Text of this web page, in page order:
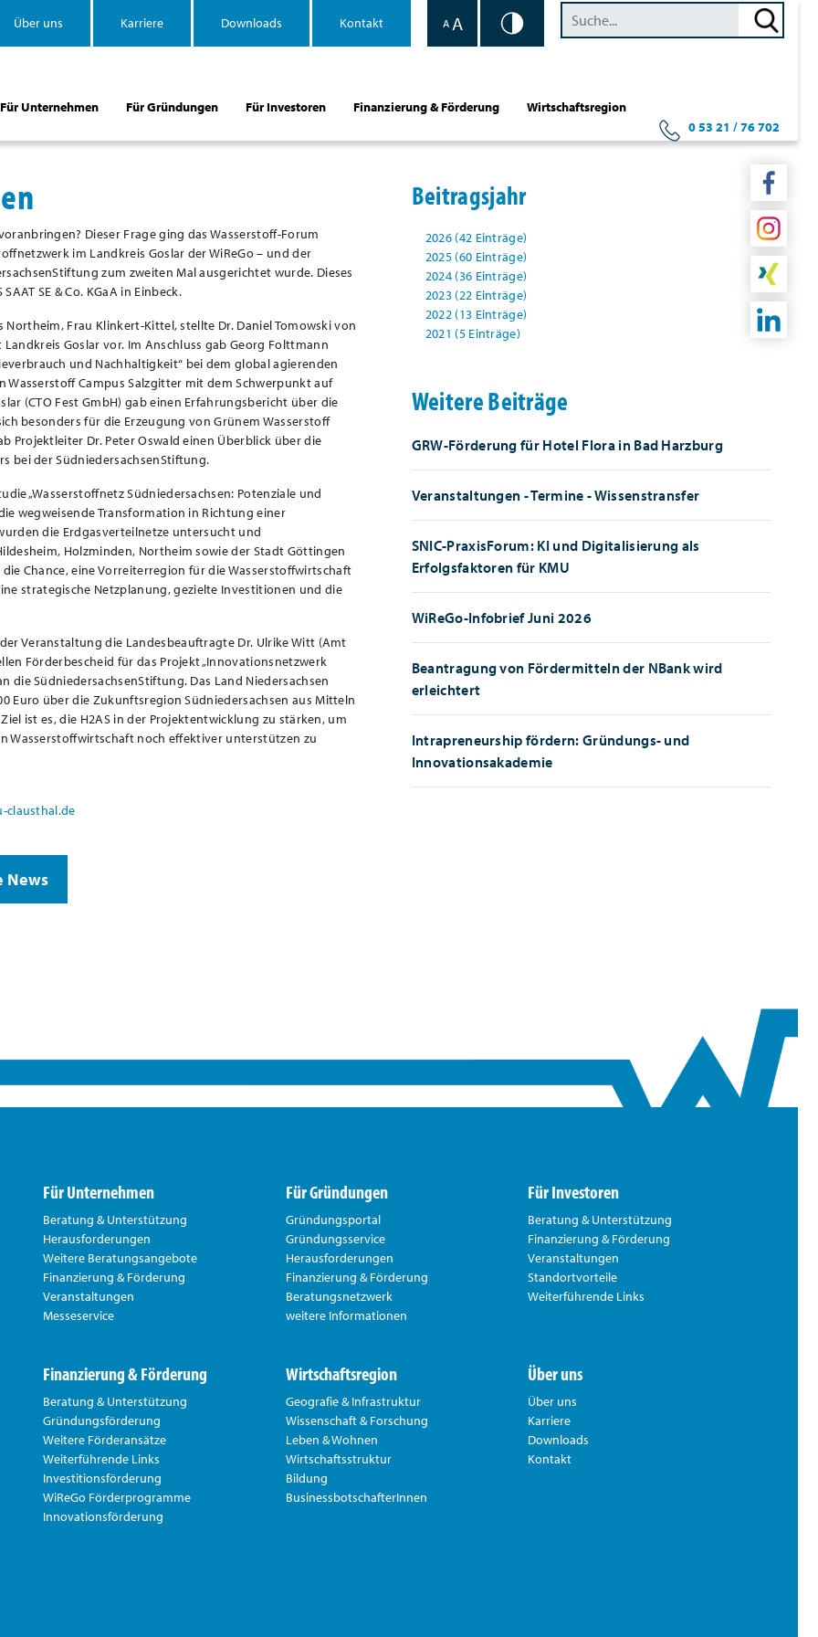
Über uns Karriere Downloads Kontakt A A
Für Unternehmen Für Gründungen Für Investoren Finanzierung & Förderung
Wirtschaftsregion
0 53 21 / 76 702
Dieser Frage ging das Wasserstoff-Forum
im Landkreis Goslar der WiReGo – und der
zum zweiten Mal ausgerichtet wurde. Dieses
SE & Co. KGaA in Einbeck.
Frau Klinkert-Kittel, stellte Dr. Daniel Tomowski von
Goslar vor. Im Anschluss gab Georg Folttmann
und Nachhaltigkeit“ bei dem global agierenden
Campus Salzgitter mit dem Schwerpunkt auf
(CTO Fest GmbH) gab einen Erfahrungsbericht über die
besonders für die Erzeugung von Grünem Wasserstoff
Projektleiter Dr. Peter Oswald einen Überblick über die
bei der SüdniedersachsenStiftung.
„Wasserstoffnetz Südniedersachsen: Potenziale und
wegweisende Transformation in Richtung einer
die Erdgasverteilnetze untersucht und
Holzminden, Northeim sowie der Stadt Göttingen
Chance, eine Vorreiterregion für die Wasserstoffwirtschaft
strategische Netzplanung, gezielte Investitionen und die
Veranstaltung die Landesbeauftragte Dr. Ulrike Witt (Amt
Förderbescheid für das Projekt „Innovationsnetzwerk
die SüdniedersachsenStiftung. Das Land Niedersachsen
Euro über die Zukunftsregion Südniedersachsen aus Mitteln
ist es, die H2AS in der Projektentwicklung zu stärken, um
Wasserstoffwirtschaft noch effektiver unterstützen zu
clausthal.de
News
Beitragsjahr
2026 (42 Einträge)
2025 (60 Einträge)
2024 (36 Einträge)
2023 (22 Einträge)
2022 (13 Einträge)
2021 (5 Einträge)
Weitere Beiträge
GRW-Förderung für Hotel Flora in Bad Harzburg
Veranstaltungen - Termine - Wissenstransfer
SNIC-PraxisForum: KI und Digitalisierung als
Erfolgsfaktoren für KMU
WiReGo-Infobrief Juni 2026
Beantragung von Fördermitteln der NBank wird
erleichtert
Intrapreneurship fördern: Gründungs- und
Innovationsakademie
Für Unternehmen
Beratung & Unterstützung
Herausforderungen
Weitere Beratungsangebote
Finanzierung & Förderung
Veranstaltungen
Messeservice
Für Gründungen
Gründungsportal
Gründungsservice
Herausforderungen
Finanzierung & Förderung
Beratungsnetzwerk
weitere Informationen
Für Investoren
Beratung & Unterstützung
Finanzierung & Förderung
Veranstaltungen
Standortvorteile
Weiterführende Links
Finanzierung & Förderung
Beratung & Unterstützung
Gründungsförderung
Weitere Förderansätze
Weiterführende Links
Investitionsförderung
WiReGo Förderprogramme
Innovationsförderung
Wirtschaftsregion
Geografie & Infrastruktur
Wissenschaft & Forschung
Leben & Wohnen
Wirtschaftsstruktur
Bildung
BusinessbotschafterInnen
Über uns
Über uns
Karriere
Downloads
Kontakt